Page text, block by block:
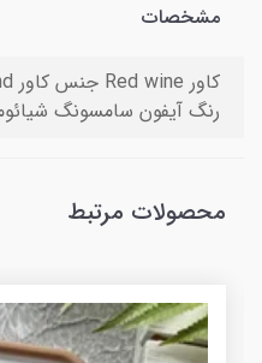
مشخصات
رنگ آیفون سامسونگ
محصولات مرتبط